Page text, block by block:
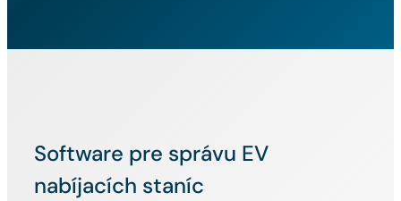
Software pre správu EV
nabíjacích staníc